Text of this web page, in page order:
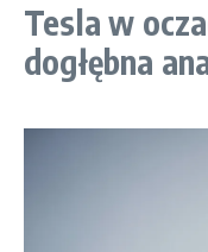
Tesla w
dogłębna